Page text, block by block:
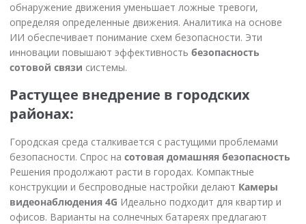
обнаружение движения уменьшает ложные тревоги,
определяя определенные движения. Аналитика на основе
ИИ обеспечивает понимание схем безопасности. Эти
инновации повышают эффективность безопасность
сотовой связи системы.
Растущее внедрение в городских
районах:
Городская среда сталкивается с растущими проблемами
безопасности. Спрос на сотовая домашняя безопасность
Решения продолжают расти в городах. Компактные
конструкции и беспроводные настройки делают Камеры
видеонаблюдения 4G Идеально подходит для квартир и
офисов. Варианты на солнечных батареях предлагают